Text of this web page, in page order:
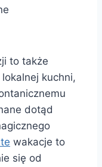
to także
kuchni,
dotąd
wakacje to
się od